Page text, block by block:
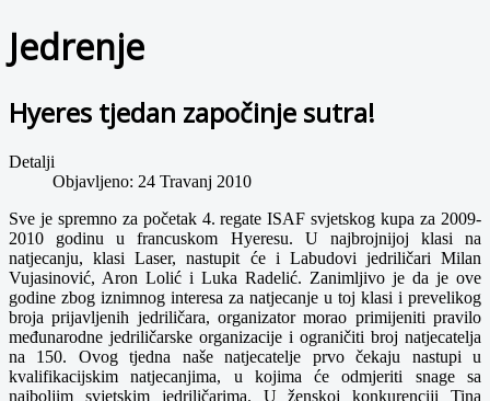
Jedrenje
Hyeres tjedan započinje sutra!
Detalji
Objavljeno: 24 Travanj 2010
Sve je spremno za početak 4. regate ISAF svjetskog kupa za 2009-
2010 godinu u francuskom Hyeresu. U najbrojnijoj klasi na
natjecanju, klasi Laser, nastupit će i Labudovi jedriličari Milan
Vujasinović, Aron Lolić i Luka Radelić. Zanimljivo je da je ove
godine zbog iznimnog interesa za natjecanje u toj klasi i prevelikog
broja prijavljenih jedriličara, organizator morao primijeniti pravilo
međunarodne jedriličarske organizacije i ograničiti broj natjecatelja
na 150. Ovog tjedna naše natjecatelje prvo čekaju nastupi u
kvalifikacijskim natjecanjima, u kojima će odmjeriti snage sa
najboljim svjetskim jedriličarima. U ženskoj konkurenciji Tina